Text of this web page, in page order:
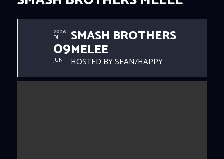
2026
DI
09
JUN
SMASH BROTHERS
MELEE
HOSTED BY SEAN/HAPPY